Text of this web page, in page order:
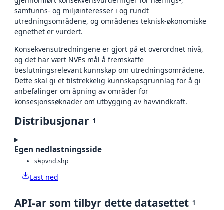
samfunns- og miljøinteresser i og rundt
utredningsområdene, og områdenes teknisk-økonomiske
egnethet er vurdert.
Konsekvensutredningene er gjort på et overordnet nivå,
og det har vært NVEs mål å fremskaffe
beslutningsrelevant kunnskap om utredningsområdene.
Dette skal gi et tilstrekkelig kunnskapsgrunnlag for å gi
anbefalinger om åpning av områder for
konsesjonssøknader om utbygging av havvindkraft.
Distribusjonar 1
Egen nedlastningsside
shpvnd.shp
Last ned
API-ar som tilbyr dette datasettet 1